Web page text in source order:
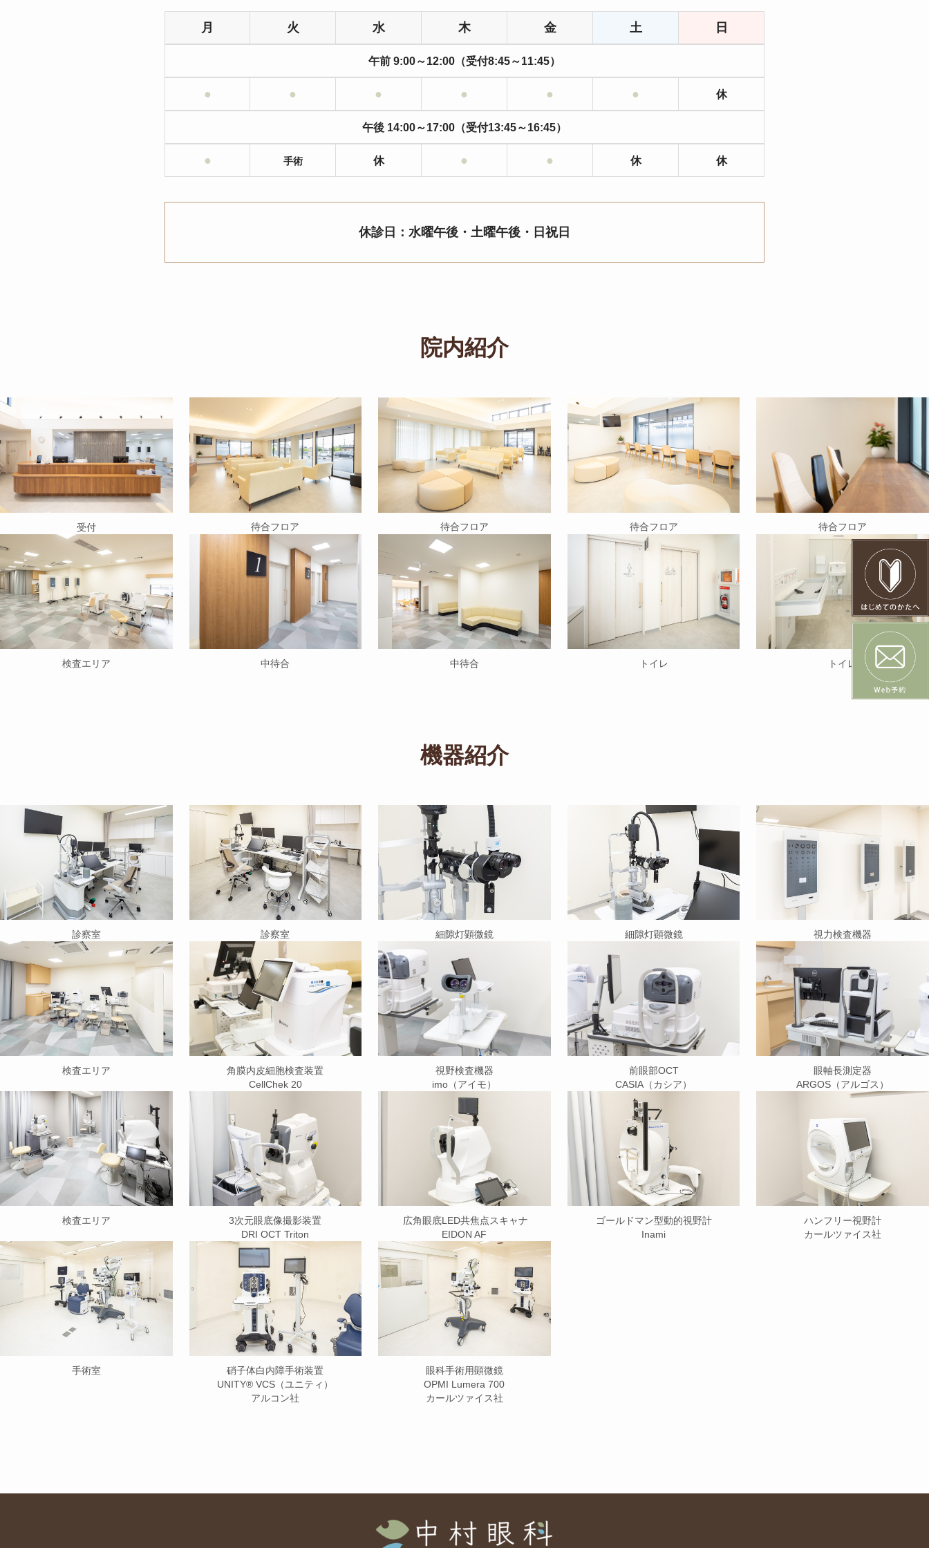
月 火 水 木 金 土 日
午前 9:00～12:00（受付8:45～11:45）
● ● ● ● ● ● 休
午後 14:00～17:00（受付13:45～16:45）
● 手術 休 ● ● 休 休
休診日：水曜午後・土曜午後・日祝日
院内紹介
受付 待合フロア 待合フロア 待合フロア 待合フロア
検査エリア 中待合 中待合 トイレ トイレ
機器紹介
診察室 診察室 細隙灯顕微鏡 細隙灯顕微鏡 視力検査機器
検査エリア
角膜内皮細胞検査装置
CellChek 20
視野検査機器
imo（アイモ）
前眼部OCT
CASIA（カシア）
眼軸長測定器
ARGOS（アルゴス）
検査エリア
3次元眼底像撮影装置
DRI OCT Triton
広角眼底LED共焦点スキャナ
EIDON AF
ゴールドマン型動的視野計
Inami
ハンフリー視野計
カールツァイス社
手術室
硝子体白内障手術装置
UNITY®︎ VCS（ユニティ）
アルコン社
眼科手術用顕微鏡
OPMI Lumera 700
カールツァイス社